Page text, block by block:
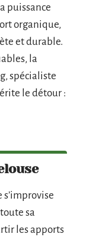
puissance
organique,
et durable.
la
spécialiste
le détour :
sa
les apports